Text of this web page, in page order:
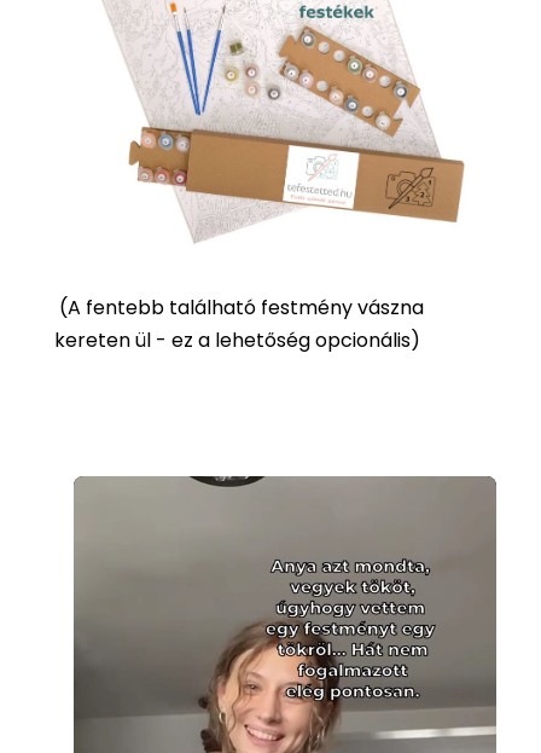
(A fentebb található festmény vászna
kereten ül - ez a lehetőség opcionális)